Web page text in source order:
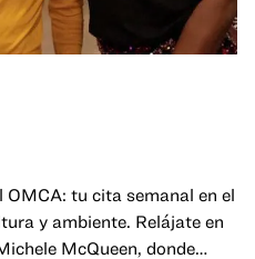
tu cita semanal en el
y ambiente. Relájate en
McQueen, donde